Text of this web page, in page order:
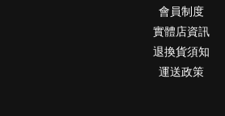
會員制度
實體店資訊
退換貨須知
運送政策